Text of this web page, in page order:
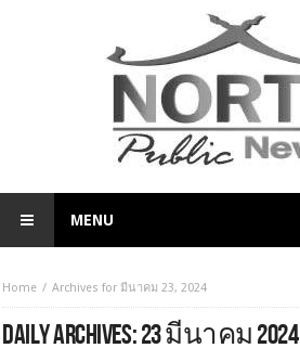
MENU
Home Archives for มีนาคม 23, 2024
DAILY ARCHIVES:23 มีนาคม 2024